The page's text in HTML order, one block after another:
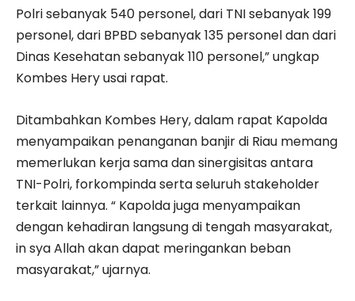
Polri sebanyak 540 personel, dari TNI sebanyak 199
personel, dari BPBD sebanyak 135 personel dan dari
Dinas Kesehatan sebanyak 110 personel,” ungkap
Kombes Hery usai rapat.
Ditambahkan Kombes Hery, dalam rapat Kapolda
menyampaikan penanganan banjir di Riau memang
memerlukan kerja sama dan sinergisitas antara
TNI-Polri, forkompinda serta seluruh stakeholder
terkait lainnya. “ Kapolda juga menyampaikan
dengan kehadiran langsung di tengah masyarakat,
in sya Allah akan dapat meringankan beban
masyarakat,” ujarnya.